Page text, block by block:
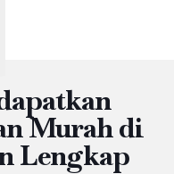
Murah di
Lengkap